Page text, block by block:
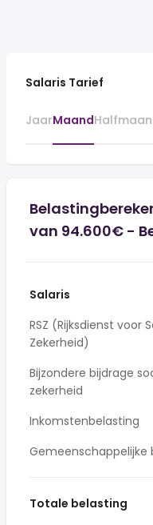
Salaris Tarief
JaarMaand
van 94.600€ -
Salaris
RSZ (Rijksdienst voor
Zekerheid)
Bijzondere bijdrage
zekerheid
Inkomstenbelasting
Gemeenschappelijke
Totale belasting